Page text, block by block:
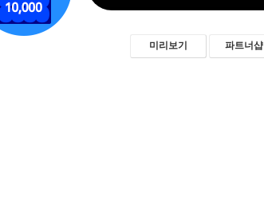
미리보기 파트너샵